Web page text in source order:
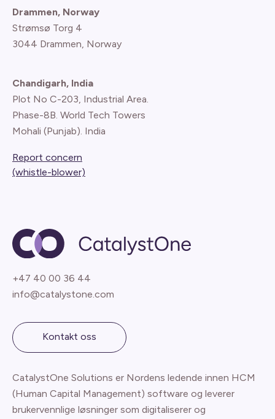
Drammen, Norway
Strømsø Torg 4
3044 Drammen, Norway
Chandigarh, India
Plot No C-203, Industrial Area.
Phase-8B. World Tech Towers
Mohali (Punjab). India
Report concern
(whistle-blower)
+47 40 00 36 44
info@catalystone.com
Kontakt oss
CatalystOne Solutions er Nordens ledende innen HCM
(Human Capital Management) software og leverer
brukervennlige løsninger som digitaliserer og